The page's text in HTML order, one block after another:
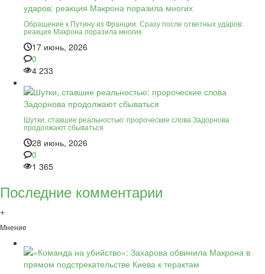
Обращение к Путину из Франции. Сразу после ответных ударов:
реакция Макрона поразила многих
17 июнь, 2026
0
4 233
Шутки, ставшие реальностью: пророческие слова Задорнова
продолжают сбываться
28 июнь, 2026
0
1 365
Последние комментарии
+
Мнение